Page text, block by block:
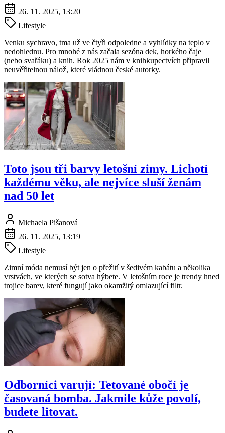
26. 11. 2025, 13:20
Lifestyle
Venku sychravo, tma už ve čtyři odpoledne a vyhlídky na teplo v
nedohlednu. Pro mnohé z nás začala sezóna dek, horkého čaje
(nebo svařáku) a knih. Rok 2025 nám v knihkupectvích připravil
neuvěřitelnou nálož, které vládnou české autorky.
Toto jsou tři barvy letošní zimy. Lichotí
každému věku, ale nejvíce sluší ženám
nad 50 let
Michaela Pišanová
26. 11. 2025, 13:19
Lifestyle
Zimní móda nemusí být jen o přežití v šedivém kabátu a několika
vrstvách, ve kterých se sotva hýbete. V letošním roce je trendy hned
trojice barev, které fungují jako okamžitý omlazující filtr.
Odborníci varují: Tetované obočí je
časovaná bomba. Jakmile kůže povolí,
budete litovat.